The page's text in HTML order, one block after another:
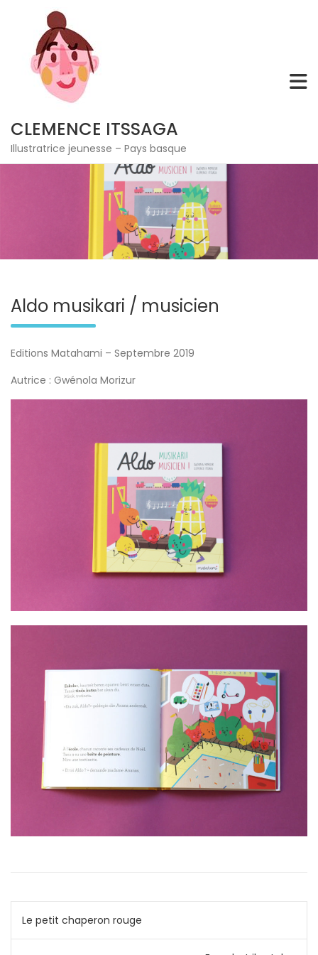
content
CLEMENCE ITSSAGA
Illustratrice jeunesse – Pays basque
Aldo musikari / musicien
Editions Matahami – Septembre 2019
Autrice : Gwénola Morizur
Navigation
de
Le petit chaperon rouge